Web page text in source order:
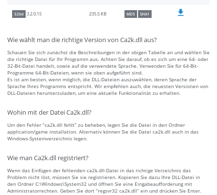
32bit 3.2.0.15 235.5 KB MD5 SHA1
Wie wählt man die richtige Version von Ca2k.dll aus?
Schauen Sie sich zunächst die Beschreibungen in der obigen Tabelle an und wählen Sie
die richtige Datei für Ihr Programm aus. Achten Sie darauf, ob es sich um eine 64- oder
32-Bit-Datei handelt, sowie auf die verwendete Sprache. Verwenden Sie für 64-Bit-
Programme 64-Bit-Dateien, wenn sie oben aufgeführt sind.
Es ist am besten, wenn möglich, die DLL-Dateien auszuwählen, deren Sprache der
Sprache Ihres Programms entspricht. Wir empfehlen auch, die neuesten Versionen von
DLL-Dateien herunterzuladen, um eine aktuelle Funktionalität zu erhalten.
Wohin mit der Datei Ca2k.dll?
Um den Fehler “ca2k.dll fehlt” zu beheben, legen Sie die Datei in den Ordner
application/game installation. Alternativ können Sie die Datei ca2k.dll auch in das
Windows-Systemverzeichnis legen.
Wie man Ca2k.dll registriert?
Wenn das Einfügen der fehlenden ca2k.dll-Datei in das richtige Verzeichnis das
Problem nicht löst, müssen Sie sie registrieren. Kopieren Sie dazu Ihre DLL-Datei in
den Ordner C:\Windows\System32 und öffnen Sie eine Eingabeaufforderung mit
Administratorrechten. Geben Sie dort “regsvr32 ca2k.dll” ein und drücken Sie Enter.